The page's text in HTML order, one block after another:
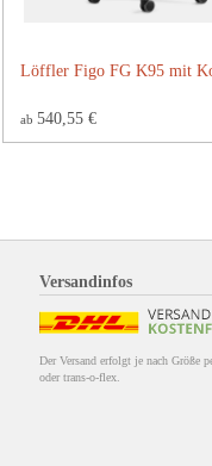
Löffler Figo FG K95 mit
ab 540,55 €
Versandinfos
Der Versand erfolgt je nach Größe
oder trans-o-flex.